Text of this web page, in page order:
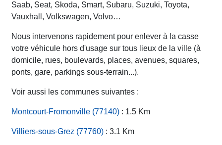
Saab, Seat, Skoda, Smart, Subaru, Suzuki, Toyota,
Vauxhall, Volkswagen, Volvo…
Nous intervenons rapidement pour enlever à la casse
votre véhicule hors d'usage sur tous lieux de la ville (à
domicile, rues, boulevards, places, avenues, squares,
ponts, gare, parkings sous-terrain...).
Voir aussi les communes suivantes :
Montcourt-Fromonville (77140) : 1.5 Km
Villiers-sous-Grez (77760) : 3.1 Km